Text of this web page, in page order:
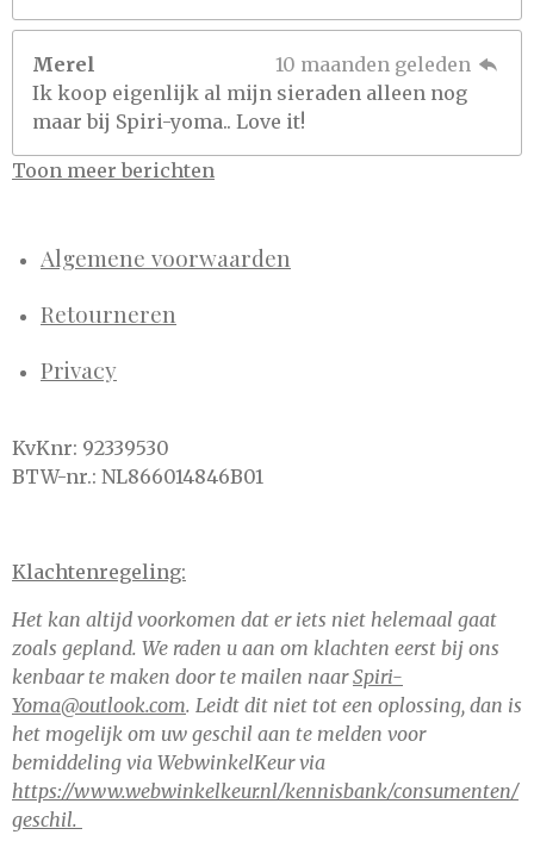
Merel
10 maanden geleden
Ik koop eigenlijk al mijn sieraden alleen nog
maar bij Spiri-yoma.. Love it!
Toon meer berichten
Algemene voorwaarden
Retourneren
Privacy
KvKnr: 92339530
BTW-nr.: NL866014846B01
Klachtenregeling:
Het kan altijd voorkomen dat er iets niet helemaal gaat
zoals gepland. We raden u aan om klachten eerst bij ons
kenbaar te maken door te mailen naarSpiri-
Yoma@outlook.com. Leidt dit niet tot een oplossing, dan is
het mogelijk om uw geschil aan te melden voor
bemiddeling via WebwinkelKeur via
https://www.webwinkelkeur.nl/kennisbank/consumenten/
geschil.